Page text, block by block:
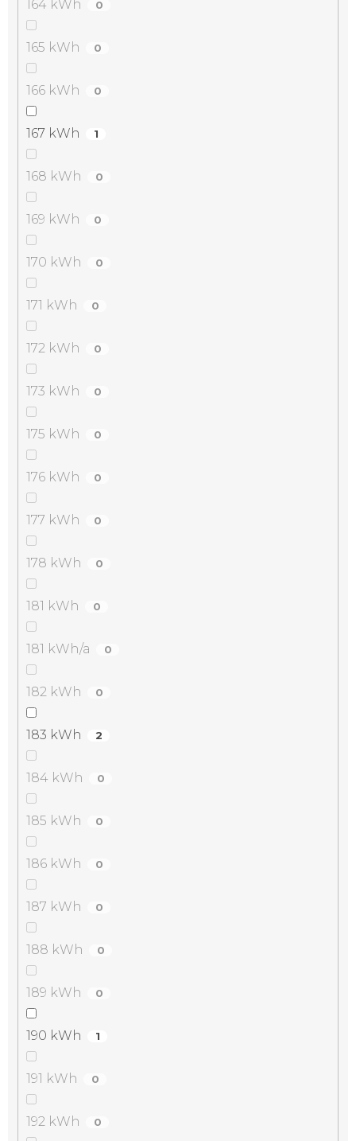
164 kWh 0
165 kWh 0
166 kWh 0
167 kWh 1
168 kWh 0
169 kWh 0
170 kWh 0
171 kWh 0
172 kWh 0
173 kWh 0
175 kWh 0
176 kWh 0
177 kWh 0
178 kWh 0
181 kWh 0
181 kWh/a 0
182 kWh 0
183 kWh 2
184 kWh 0
185 kWh 0
186 kWh 0
187 kWh 0
188 kWh 0
189 kWh 0
190 kWh 1
191 kWh 0
192 kWh 0